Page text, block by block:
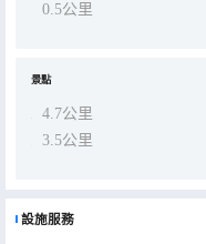
0.5公里
景點
4.7公里
3.5公里
設施服務